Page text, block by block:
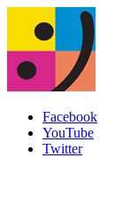
Facebook
YouTube
Twitter